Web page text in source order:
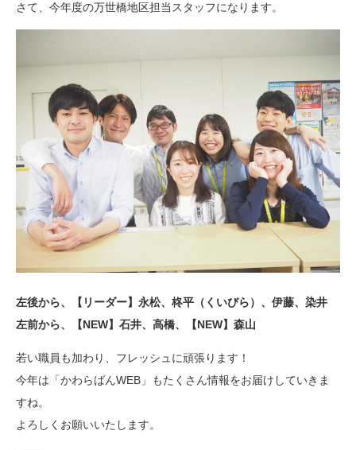
さて、今年度の万世橋地区担当スタッフになります。
左後から、【リーダー】永松、柊平（くいびら）、伊藤、染井
左前から、【NEW】石井、高橋、【NEW】森山
若い職員も加わり、フレッシュに頑張ります！
今年は「かわらばんWEB」もたくさん情報をお届けしていきま
すね。
よろしくお願いいたします。